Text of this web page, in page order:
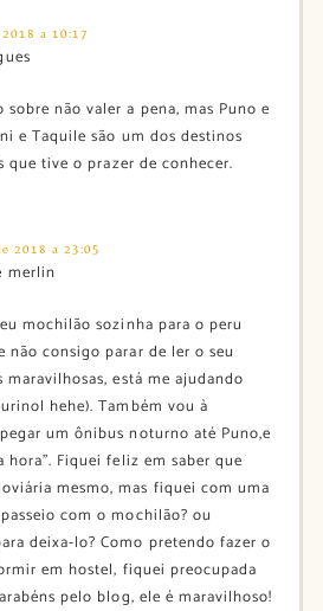
a 10:17
não valer a pena, mas Puno e
e Taquile são um dos destinos
tive o prazer de conhecer.
2018 a 23:05
merlin
mochilão sozinha para o peru
não consigo parar de ler o seu
está me ajudando
hehe). Também vou à
um ônibus noturno até Puno,e
hora”. Fiquei feliz em saber que
mesmo, mas fiquei com uma
com o mochilão? ou
deixa-lo? Como pretendo fazer o
em hostel, fiquei preocupada
pelo blog, ele é maravilhoso!